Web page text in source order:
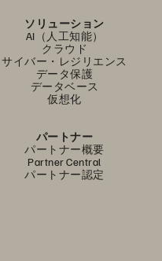
ソリューション
AI（人工知能）
クラウド
サイバー・レジリエンス
データ保護
データベース
仮想化
パートナー
パートナー概要
Partner Central
パートナー認定